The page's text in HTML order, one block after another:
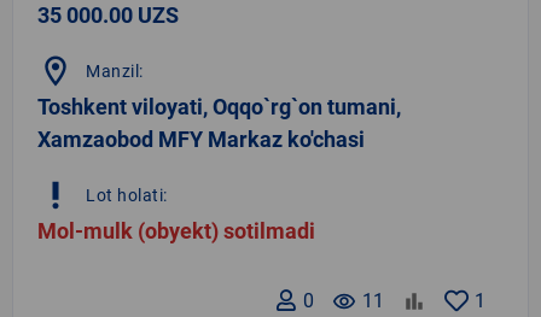
35 000.00 UZS
location_on Manzil:
Toshkent viloyati, Oqqo`rg`on tumani,
Xamzaobod MFY Markaz ko'chasi
priority_high Lot holati:
Mol-mulk (obyekt) sotilmadi
1
remove_red_eye 11
0